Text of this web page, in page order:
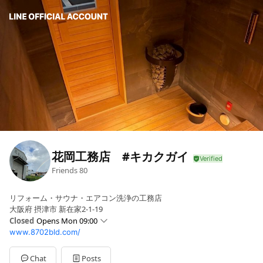
花岡工務店 #キカクガイ
Friends80
リフォーム・サウナ・エアコン洗浄の工務店
大阪府 摂津市 新在家2-1-19
Closed Opens Mon 09:00
SunClosed
Mon09:00 - 17:00
Tue09:00 - 17:00
www.8702bld.com/
Chat Posts